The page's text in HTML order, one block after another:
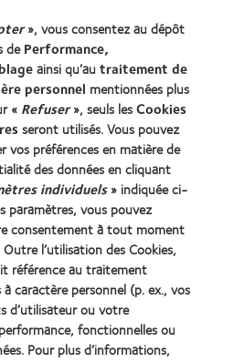
de contact
vision
», vous consentez au dépôt
dePerformance,
ainsi qu’autraitement de
personnel mentionnées plus
« Refuser», seuls lesCookies
seront utilisés. Vous pouvez
vos préférences en matière de
des données en cliquant
individuels» indiquée ci-
paramètres, vous pouvez
consentement à tout moment
l’utilisation des Cookies,
référence au traitement
caractère personnel (p. ex., vos
d’utilisateur ou votre
fonctionnelles ou
Pour plus d’informations,